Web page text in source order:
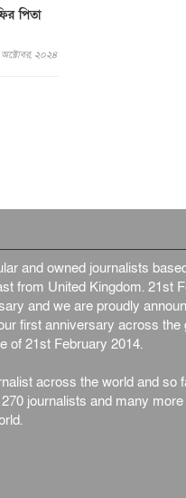
পিতা
২০২৪
and owned journalists
from United Kingdom. 21st
and we are proudly
first anniversary across the
of 21st February 2014.
across the world and so
journalists and many